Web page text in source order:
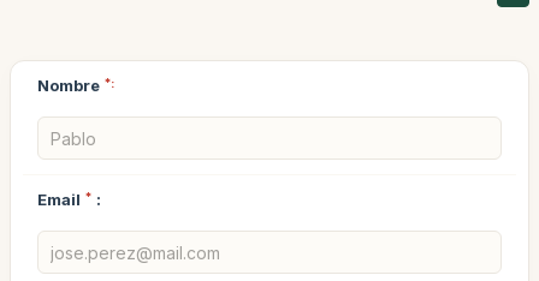
Nombre *:
Email * :